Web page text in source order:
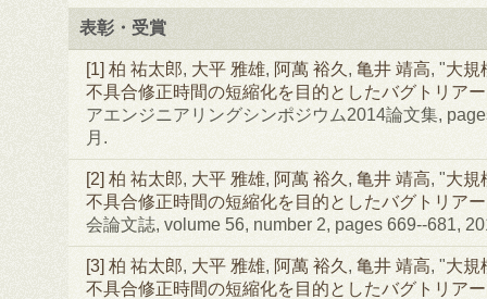
表彰・受賞
[1] 柏 祐太郎, 大平 雅雄, 阿萬 裕久 , 亀井 靖高, "大規
不具合修正時間の短縮化を目的としたバグトリア
アエンジニアリングシンポジウム2014論文集,
月.
[2] 柏 祐太郎, 大平 雅雄, 阿萬 裕久 , 亀井 靖高, "大規
不具合修正時間の短縮化を目的としたバグトリア
会論文誌, volume 56, number 2, pages 669--681,
[3] 柏 祐太郎, 大平 雅雄, 阿萬 裕久 , 亀井 靖高, "大規
不具合修正時間の短縮化を目的としたバグトリア